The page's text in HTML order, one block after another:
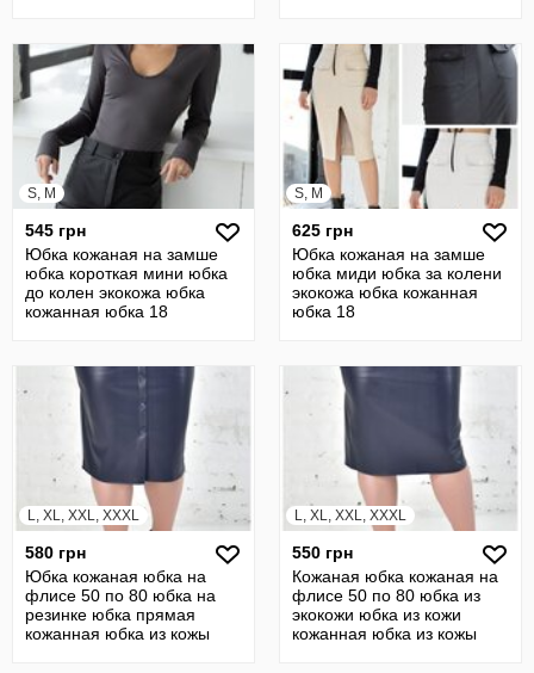
S, M
545 грн
Юбка кожаная на замше
юбка короткая мини юбка
до колен экокожа юбка
кожанная юбка 18
S, M
625 грн
Юбка кожаная на замше
юбка миди юбка за колени
экокожа юбка кожанная
юбка 18
L, XL, XXL, XXXL
580 грн
Юбка кожаная юбка на
флисе 50 по 80 юбка на
резинке юбка прямая
кожанная юбка из кожы
L, XL, XXL, XXXL
550 грн
Кожаная юбка кожаная на
флисе 50 по 80 юбка из
экокожи юбка из кожи
кожанная юбка из кожы